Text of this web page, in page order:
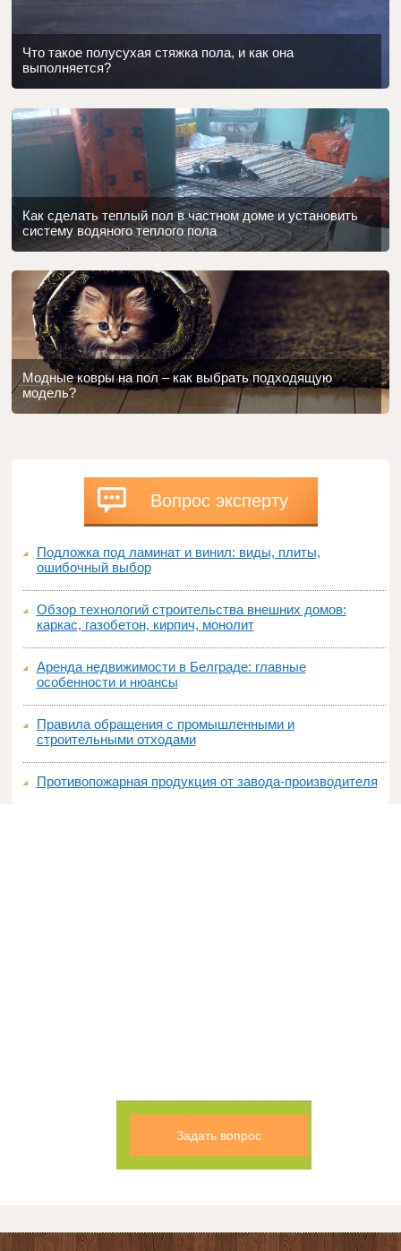
Что такое полусухая стяжка пола, и как она
выполняется?
Как сделать теплый пол в частном доме и установить
систему водяного теплого пола
Модные ковры на пол – как выбрать подходящую
модель?
Вопрос эксперту
Подложка под ламинат и винил: виды, плиты,
ошибочный выбор
Обзор технологий строительства внешних домов:
каркас, газобетон, кирпич, монолит
Аренда недвижимости в Белграде: главные
особенности и нюансы
Правила обращения с промышленными и
строительными отходами
Противопожарная продукция от завода-производителя
Задать вопрос